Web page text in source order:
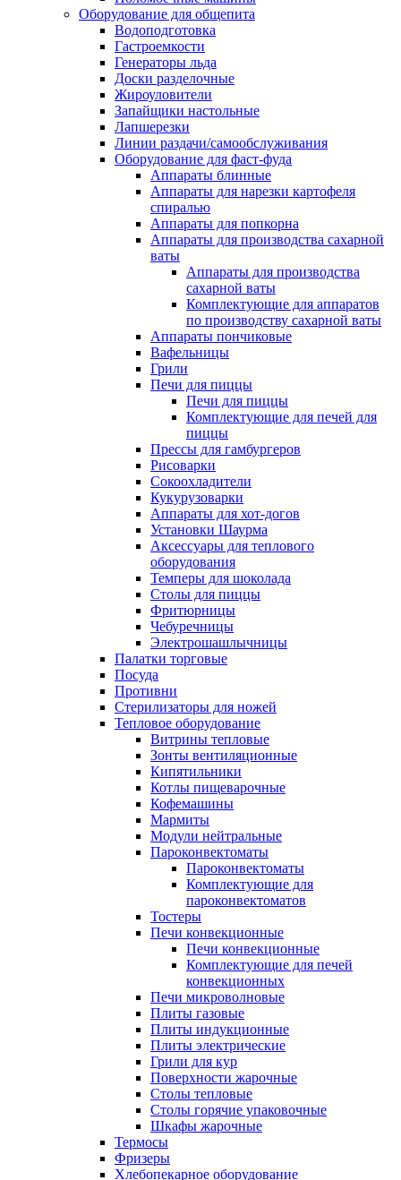
Оборудование для общепита
Водоподготовка
Гастроемкости
Генераторы льда
Доски разделочные
Жироуловители
Запайщики настольные
Лапшерезки
Линии раздачи/самообслуживания
Оборудование для фаст-фуда
Аппараты блинные
Аппараты для нарезки картофеля
спиралью
Аппараты для попкорна
Аппараты для производства сахарной
ваты
Аппараты для производства
сахарной ваты
Комплектующие для аппаратов
по производству сахарной ваты
Аппараты пончиковые
Вафельницы
Грили
Печи для пиццы
Печи для пиццы
Комплектующие для печей для
пиццы
Прессы для гамбургеров
Рисоварки
Сокоохладители
Кукурузоварки
Аппараты для хот-догов
Установки Шаурма
Аксессуары для теплового
оборудования
Темперы для шоколада
Столы для пиццы
Фритюрницы
Чебуречницы
Электрошашлычницы
Палатки торговые
Посуда
Противни
Стерилизаторы для ножей
Тепловое оборудование
Витрины тепловые
Зонты вентиляционные
Кипятильники
Котлы пищеварочные
Кофемашины
Мармиты
Модули нейтральные
Пароконвектоматы
Пароконвектоматы
Комплектующие для
пароконвектоматов
Тостеры
Печи конвекционные
Печи конвекционные
Комплектующие для печей
конвекционных
Печи микроволновые
Плиты газовые
Плиты индукционные
Плиты электрические
Грили для кур
Поверхности жарочные
Столы тепловые
Столы горячие упаковочные
Шкафы жарочные
Термосы
Фризеры
Хлебопекарное оборудование